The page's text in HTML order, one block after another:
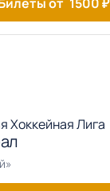
Хоккейная Лига